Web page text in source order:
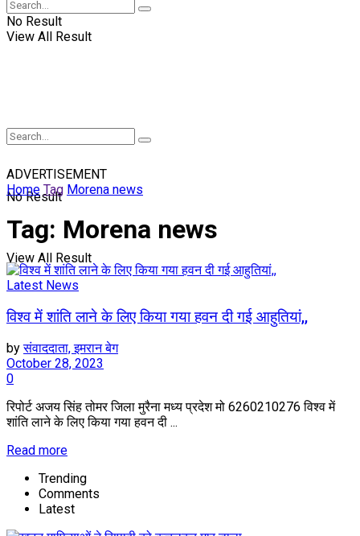
No Result
View All Result
No Result
View All Result
ADVERTISEMENT
Home Tag Morena news
Tag: Morena news
Latest News
विश्व में शांति लाने के लिए किया गया हवन दी गई आहुतियां,,
by संवाददाता, इमरान बेग
October 28, 2023
0
रिपोर्ट अजय सिंह तोमर जिला मुरैना मध्य प्रदेश मो 6260210276 विश्व में
शांति लाने के लिए किया गया हवन दी ...
Read more
Trending
Comments
Latest